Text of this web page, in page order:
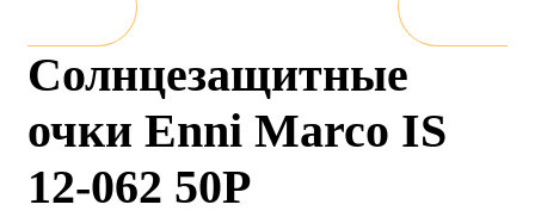
Солнцезащитные
очки Enni Marco IS
12-062 50P